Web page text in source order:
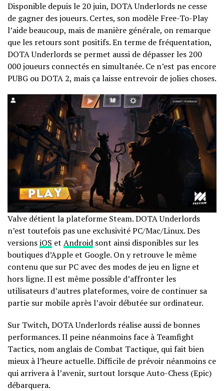
Disponible depuis le 20 juin, DOTA Underlords ne cesse
de gagner des joueurs. Certes, son modèle Free-To-Play
l’aide beaucoup, mais de manière générale, on remarque
que les retours sont positifs. En terme de fréquentation,
DOTA Underlords se permet aussi de dépasser les 200
000 joueurs connectés en simultanée. Ce n’est pas encore
PUBG ou DOTA 2, mais ça laisse entrevoir de jolies choses.
Valve détient la plateforme Steam. DOTA Underlords
n’est toutefois pas une exclusivité PC/Mac/Linux. Des
versionsiOS et Android sont ainsi disponibles sur les
boutiques d’Apple et Google. On y retrouve le même
contenu que sur PC avec des modes de jeu en ligne et
hors ligne. Il est même possible d’affronter les
utilisateurs d’autres plateformes, voire de continuer sa
partie sur mobile après l’avoir débutée sur ordinateur.
Sur Twitch, DOTA Underlords réalise aussi de bonnes
performances. Il peine néanmoins face à Teamfight
Tactics, nom anglais de Combat Tactique, qui fait bien
mieux à l’heure actuelle. Difficile de prévoir néanmoins ce
qui arrivera à l’avenir, surtout lorsque Auto-Chess (Epic)
débarquera.